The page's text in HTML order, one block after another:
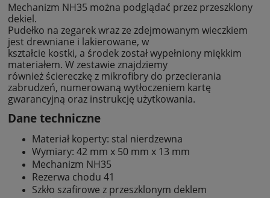
Mechanizm NH35 można podglądać przez przeszklony
dekiel.
Pudełko na zegarek wraz ze zdejmowanym wieczkiem
jest drewniane i lakierowane, w
kształcie kostki, a środek został wypełniony miękkim
materiałem. W zestawie znajdziemy
również ściereczkę z mikrofibry do przecierania
zabrudzeń, numerowaną wytłoczeniem kartę
gwarancyjną oraz instrukcję użytkowania.
Dane techniczne
Materiał koperty: stal nierdzewna
Wymiary: 42 mm x 50 mm x 13 mm
Mechanizm NH35
Rezerwa chodu 41
Szkło szafirowe z przeszklonym deklem